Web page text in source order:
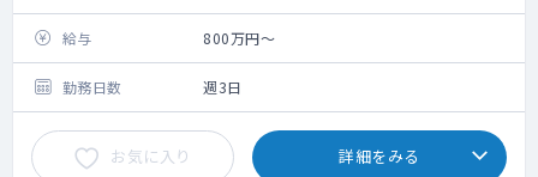
給与 800万円～
勤務日数 週3日
お気に入り 詳細をみる